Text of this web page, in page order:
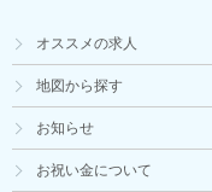
オススメの求人
地図から探す
お知らせ
お祝い金について